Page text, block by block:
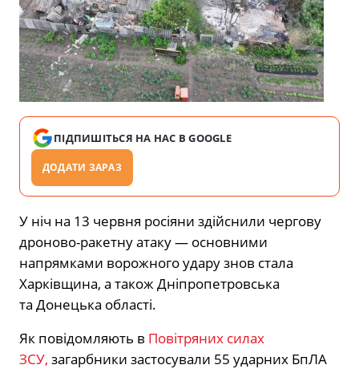
ПІДПИШІТЬСЯ НА НАС В GOOGLE
ДОДАТИ ЗАРАЗ
У ніч на 13 червня росіяни здійснили чергову
дроново-ракетну атаку — основними
напрямками ворожного удару знов стала
Харківщина, а також Дніпропетровська
та Донецька області.
Як повідомляють в Повітряних силах
ЗСУ, загарбники застосували 55 ударних БпЛА